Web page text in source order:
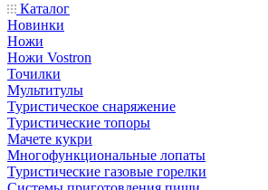
Каталог
Новинки
Ножи
Ножи Vostron
Точилки
Мультитулы
Туристическое снаряжение
Туристические топоры
Мачете кукри
Многофункциональные лопаты
Туристические газовые горелки